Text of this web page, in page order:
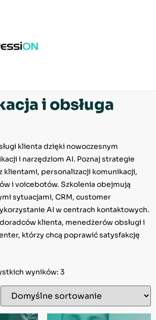
i obsługa
klienta dzięki nowoczesnym
i narzędziom AI. Poznaj strategie
klientami, personalizacji komunikacji,
i voicebotów. Szkolenia obejmują
sytuacjami, CRM, customer
AI w centrach kontaktowych.
klienta, menedżerów obsługi i
którzy chcą poprawić satysfakcję
wyników: 3